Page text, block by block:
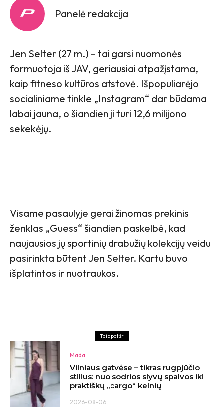
Panelė redakcija
Jen Selter (27 m.) – tai garsi nuomonės
formuotoja iš JAV, geriausiai atpažįstama,
kaip fitneso kultūros atstovė. Išpopuliarėjo
socialiniame tinkle „Instagram“ dar būdama
labai jauna, o šiandien ji turi 12,6 milijono
sekekėjų.
Visame pasaulyje gerai žinomas prekinis
ženklas „Guess“ šiandien paskelbė, kad
naujausios jų sportinių drabužių kolekcijų veidu
pasirinkta būtent Jen Selter. Kartu buvo
išplatintos ir nuotraukos.
Taip pat žr
Mada
Vilniaus gatvėse – tikras rugpjūčio
stilius: nuo sodrios slyvų spalvos iki
praktiškų „cargo“ kelnių
2026-08-06